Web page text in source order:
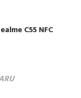
C55 NFC